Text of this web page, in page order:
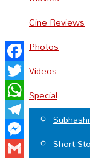
Cine Reviews
Photos
Videos
Special
Short
Facebook
Twitter
WhatsApp
Telegram
Messenger